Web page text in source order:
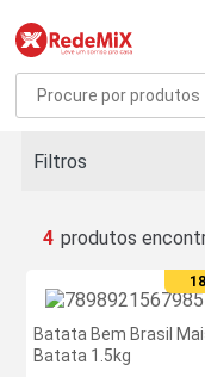
Redemix –
Filtros
4
Ofertas
exclusivas
site
-
Batata Bem Brasil
Batata 1.5kg